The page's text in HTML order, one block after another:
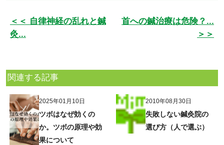
＜＜ 自律神経の乱れと鍼
灸...
首への鍼治療は危険？...
＞＞
関連する記事
2025年01月10日
ツボはなぜ効くの
か。ツボの原理や効
果について
2010年08月30日
失敗しない鍼灸院の
選び方（人で選ぶ）